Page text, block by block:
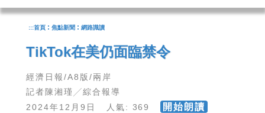
:::首頁 : 焦點新聞 : 網路識讀
TikTok在美仍面臨禁令
經濟日報/A8版/兩岸
記者陳湘瑾╱綜合報導
2024年12月9日 人氣: 369
開始朗讀